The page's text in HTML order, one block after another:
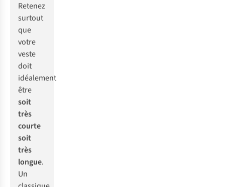
Retenez
surtout
que
votre
veste
doit
idéalement
être
soit
très
courte
soit
très
longue.
Un